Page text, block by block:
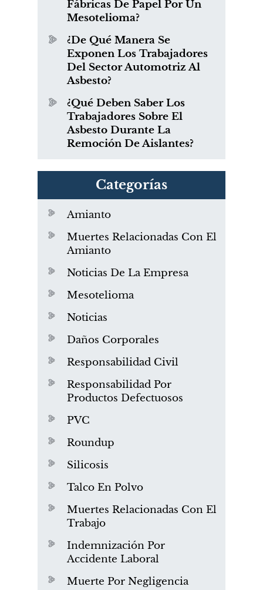
Fábricas De Papel Por Un
Mesotelioma?
¿De Qué Manera Se
Exponen Los Trabajadores
Del Sector Automotriz Al
Asbesto?
¿Qué Deben Saber Los
Trabajadores Sobre El
Asbesto Durante La
Remoción De Aislantes?
Categorías
Amianto
Muertes Relacionadas Con El
Amianto
Noticias De La Empresa
Mesotelioma
Noticias
Daños Corporales
Responsabilidad Civil
Responsabilidad Por
Productos Defectuosos
PVC
Roundup
Silicosis
Talco En Polvo
Muertes Relacionadas Con El
Trabajo
Indemnización Por
Accidente Laboral
Muerte Por Negligencia